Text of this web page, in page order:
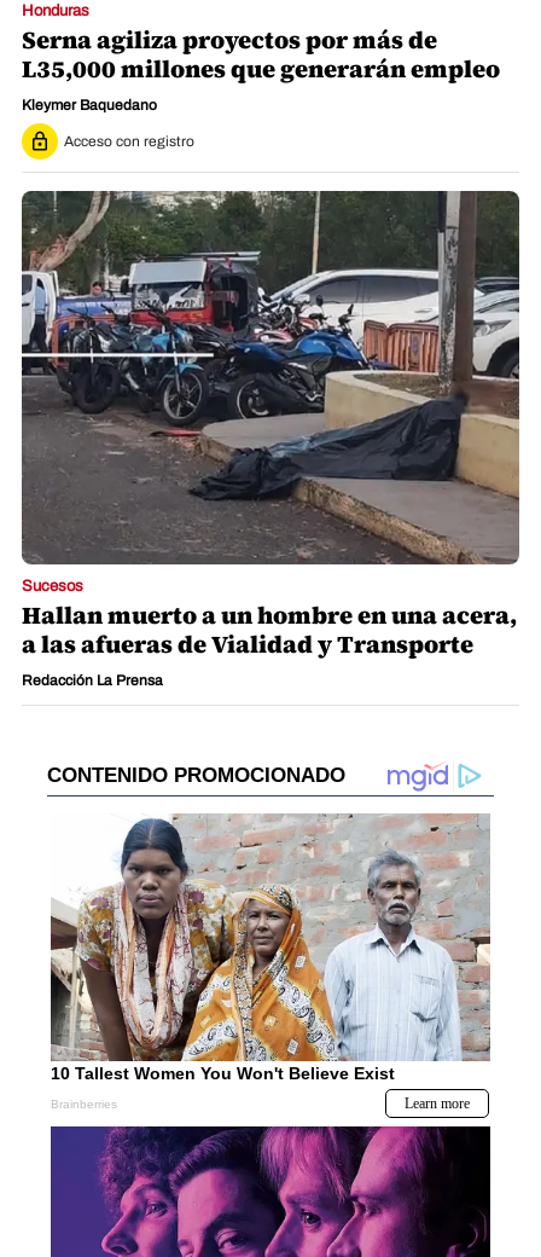
Honduras
Serna agiliza proyectos por más de
L35,000 millones que generarán empleo
Kleymer Baquedano
Acceso con registro
Sucesos
Hallan muerto a un hombre en una acera,
a las afueras de Vialidad y Transporte
Redacción La Prensa